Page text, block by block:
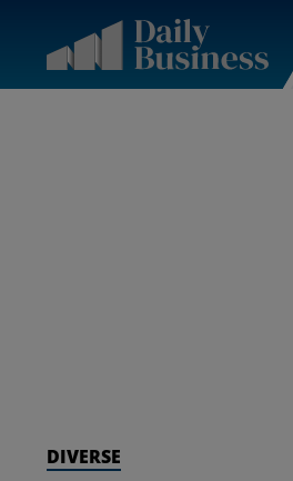
DIVERSE